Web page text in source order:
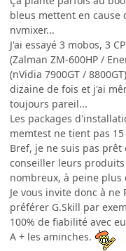
bleus mettent en cause
nvmixer...
J'ai essayé 3 mobos, 3
(Zalman ZM-600HP /
(nVidia 7900GT /
dizaine de fois et j'ai
toujours pareil...
Les packages
memtest ne tient pas
Bref, je ne suis pas
conseiller leurs
nombreux, à peine plus
Je vous invite donc à
préférer G.Skill par
100% de fiabilité avec
A + les aminches.